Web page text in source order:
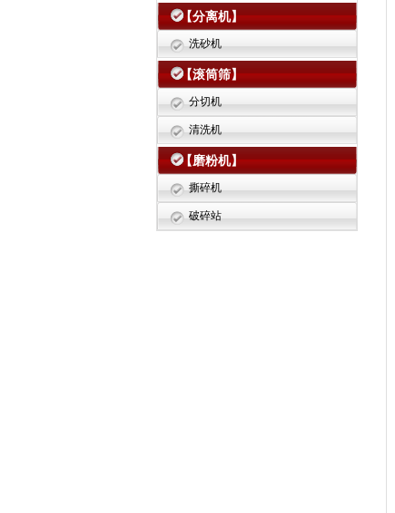
【分离机】
洗砂机
【滚筒筛】
分切机
清洗机
【磨粉机】
撕碎机
破碎站